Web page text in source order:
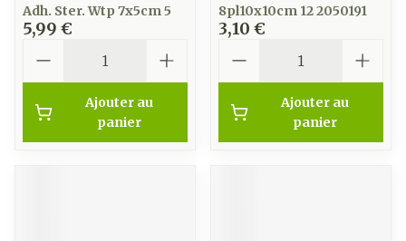
Adh. Ster. Wtp 7x5cm 5
5,99 €
Ajouter au
panier
8pl10x10cm 12 2050191
3,10 €
Ajouter au
panier